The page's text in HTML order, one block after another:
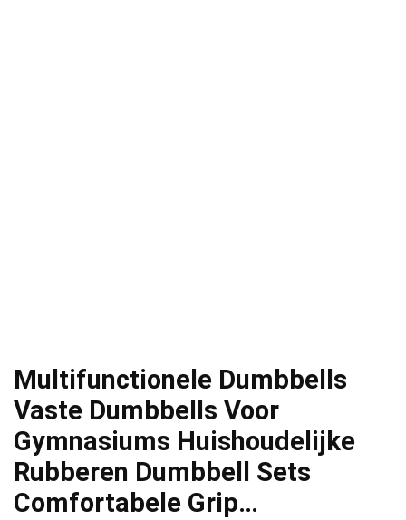
Multifunctionele Dumbbells
Vaste Dumbbells Voor
Gymnasiums Huishoudelijke
Rubberen Dumbbell Sets
Comfortabele Grip…